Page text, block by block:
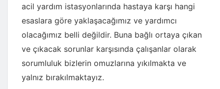
acil yardım istasyonlarında hastaya karşı hangi
esaslara göre yaklaşacağımız ve yardımcı
olacağımız belli değildir. Buna bağlı ortaya çıkan
ve çıkacak sorunlar karşısında çalışanlar olarak
sorumluluk bizlerin omuzlarına yıkılmakta ve
yalnız bırakılmaktayız.